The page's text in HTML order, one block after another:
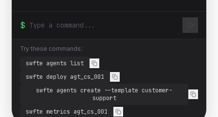
$
Try these commands:
swfte agents list
swfte deploy agt_cs_001
swfte agents create --template customer-
support
swfte metrics agt_cs_001